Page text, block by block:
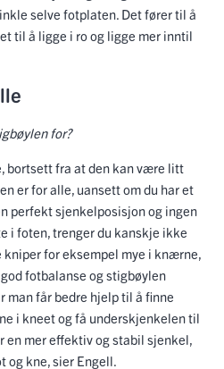
selve fotplaten. Det fører til å
til å ligge i ro og ligge mer inntil
for?
bortsett fra at den kan være litt
er for alle, uansett om du har et
perfekt sjenkelposisjon og ingen
i foten, trenger du kanskje ikke
kniper for eksempel mye i knærne,
fotbalanse og stigbøylen
man får bedre hjelp til å finne
i kneet og få underskjenkelen til
en mer effektiv og stabil sjenkel,
og kne, sier Engell.